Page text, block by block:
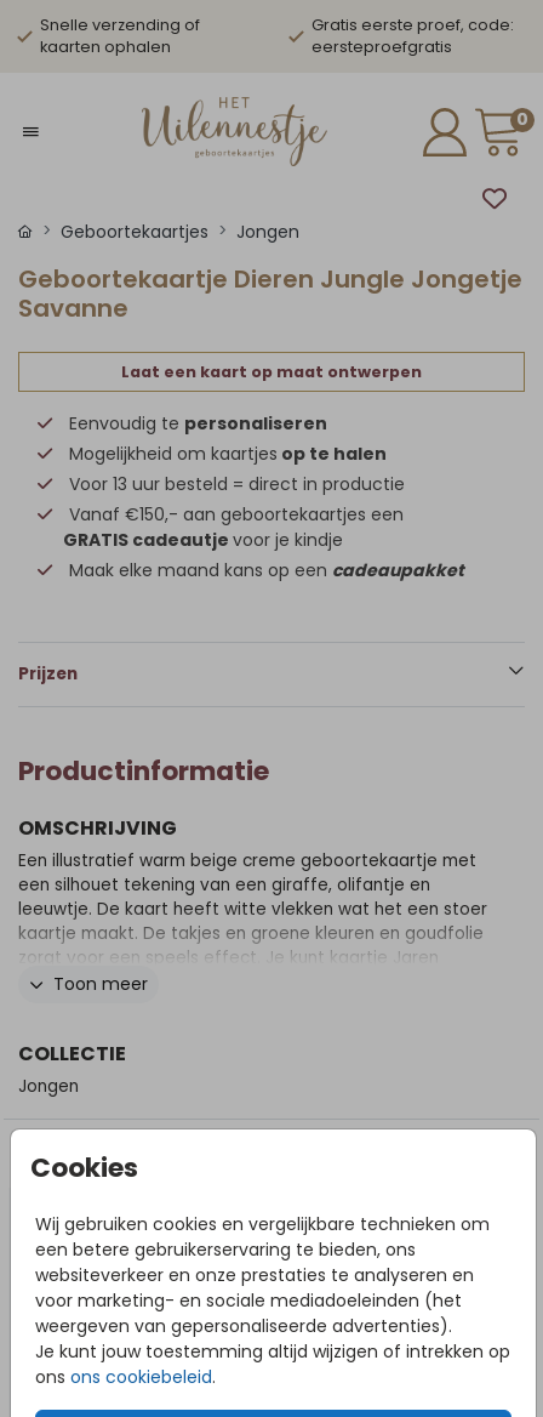
Snelle verzending of
kaarten ophalen
Gratis eerste proef, code:
eersteproefgratis
0
Cookies
Wij gebruiken cookies en vergelijkbare technieken om
een betere gebruikerservaring te bieden, ons
websiteverkeer en onze prestaties te analyseren en
voor marketing- en sociale mediadoeleinden (het
weergeven van gepersonaliseerde advertenties).
Je kunt jouw toestemming altijd wijzigen of intrekken op
ons ons cookiebeleid.
Geboortekaartjes Jongen
Geboortekaartje Dieren Jungle Jongetje
Savanne
Laat een kaart op maat ontwerpen
Eenvoudig te personaliseren
Mogelijkheid om kaartjes op te halen
Voor 13 uur besteld = direct in productie
Vanaf €150,- aan geboortekaartjes een
GRATIS cadeautje voor je kindje
Maak elke maand kans op een cadeaupakket
Prijzen
Productinformatie
OMSCHRIJVING
Een illustratief warm beige creme geboortekaartje met
een silhouet tekening van een giraffe, olifantje en
leeuwtje. De kaart heeft witte vlekken wat het een stoer
kaartje maakt. De takjes en groene kleuren en goudfolie
zorgt voor een speels effect. Je kunt kaartje Jaren
volledig zelf aanpassen zoals je wilt, maak er wat moois
Toon meer
COLLECTIE
Jongen
DIT VIND JE MISSCHIEN OOK LEUK